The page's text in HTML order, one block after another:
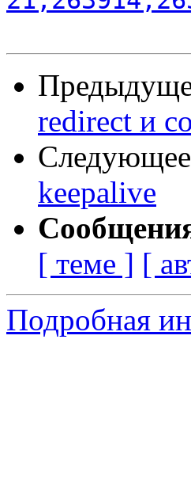
redirect и
keepalive
[ теме ] [
Подробная